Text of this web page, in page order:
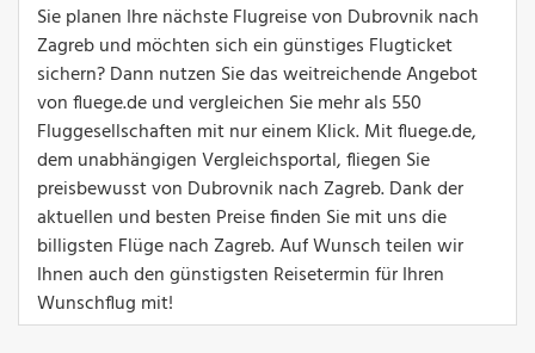
Sie planen Ihre nächste Flugreise von Dubrovnik nach
Zagreb und möchten sich ein günstiges Flugticket
sichern? Dann nutzen Sie das weitreichende Angebot
von fluege.de und vergleichen Sie mehr als 550
Fluggesellschaften mit nur einem Klick. Mit fluege.de,
dem unabhängigen Vergleichsportal, fliegen Sie
preisbewusst von Dubrovnik nach Zagreb. Dank der
aktuellen und besten Preise finden Sie mit uns die
billigsten Flüge nach Zagreb. Auf Wunsch teilen wir
Ihnen auch den günstigsten Reisetermin für Ihren
Wunschflug mit!